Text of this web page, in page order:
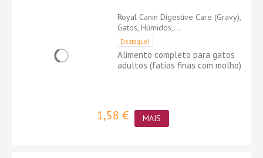
Royal Canin Digestive Care (Gravy),
Gatos, Húmidos,...
Destaque!
Alimento completo para gatos
adultos (fatias finas com molho)
1,58 € MAIS